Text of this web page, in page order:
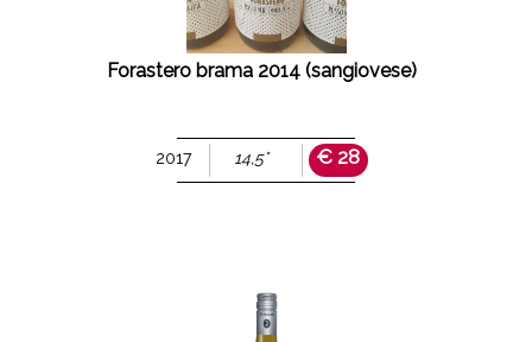
Forastero brama 2014 (sangiovese)
2017 14,5° € 28